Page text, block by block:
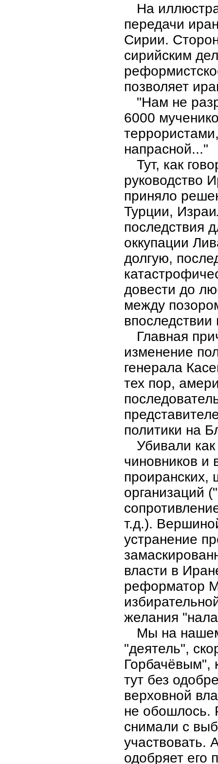
На
передачи
Сирии.
сирийским
позволяет
"Нам не
6000
напрасной..."
Тут, как
руководство
приняло
Турции,
последствия
оккупации
долгую,
довести до
между
Главная
изменение
генерала
тех пор,
политики на
Убивали
чиновников и
проиранских,
организаций
т.д.).
устранение
власти в
реформатор
желания
Мы на
"деятель",
Горбачёвым",
тут без
верховной
не обошлось.
снимали с
участвовать.
одобряет его